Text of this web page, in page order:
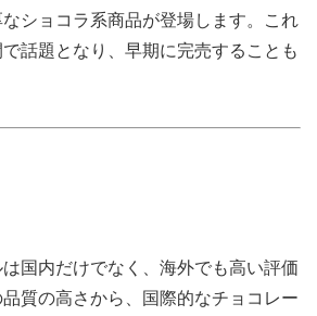
ショコラ系商品が登場します。これ
話題となり、早期に完売することも
国内だけでなく、海外でも高い評価
質の高さから、国際的なチョコレー